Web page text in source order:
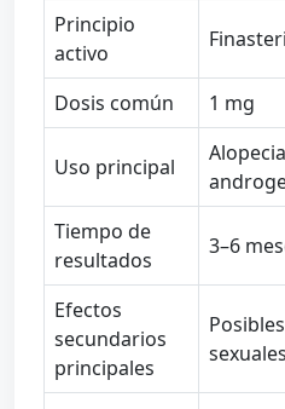
Principio
activo
Dosis común 1 mg
Uso principal
Alopecia
Tiempo de
resultados
3–6
Efectos
secundarios
principales